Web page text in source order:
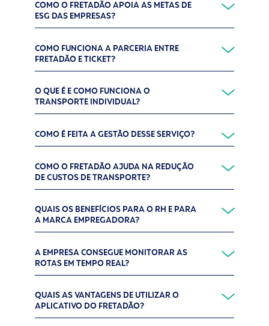
COMO O FRETADÃO APOIA AS METAS DE
ESG DAS EMPRESAS?
COMO FUNCIONA A PARCERIA ENTRE
FRETADÃO E TICKET?
O QUE É E COMO FUNCIONA O
TRANSPORTE INDIVIDUAL?
COMO É FEITA A GESTÃO DESSE SERVIÇO?
COMO O FRETADÃO AJUDA NA REDUÇÃO
DE CUSTOS DE TRANSPORTE?
QUAIS OS BENEFÍCIOS PARA O RH E PARA
A MARCA EMPREGADORA?
A EMPRESA CONSEGUE MONITORAR AS
ROTAS EM TEMPO REAL?
QUAIS AS VANTAGENS DE UTILIZAR O
APLICATIVO DO FRETADÃO?